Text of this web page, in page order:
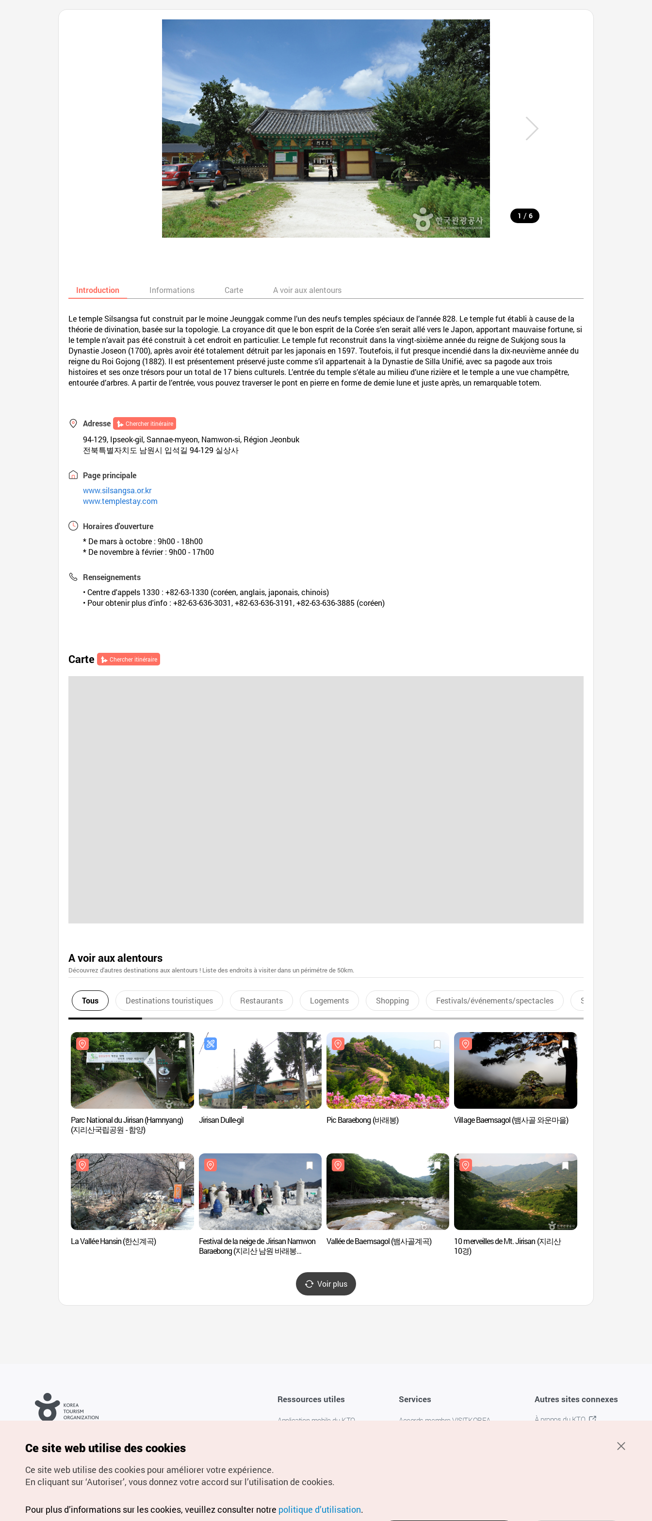
1 / 6
Introduction Informations Carte A voir aux alentours
Le temple Silsangsa fut construit par le moine Jeunggak comme l’un des neufs temples spéciaux de l’année 828. Le temple fut établi à cause de la
théorie de divination, basée sur la topologie. La croyance dit que le bon esprit de la Corée s’en serait allé vers le Japon, apportant mauvaise fortune, si
le temple n’avait pas été construit à cet endroit en particulier. Le temple fut reconstruit dans la vingt-sixième année du reigne de Sukjong sous la
Dynastie Joseon (1700), après avoir été totalement détruit par les japonais en 1597. Toutefois, il fut presque incendié dans la dix-neuvième année du
reigne du Roi Gojong (1882). Il est présentement préservé juste comme s’il appartenait à la Dynastie de Silla Unifié, avec sa pagode aux trois
histoires et ses onze trésors pour un total de 17 biens culturels. L’entrée du temple s’étale au milieu d’une rizière et le temple a une vue champêtre,
entourée d’arbres. A partir de l’entrée, vous pouvez traverser le pont en pierre en forme de demie lune et juste après, un remarquable totem.
Adresse Chercher itinéraire
94-129, Ipseok-gil, Sannae-myeon, Namwon-si, Région Jeonbuk
전북특별자치도 남원시 입석길 94-129 실상사
Page principale
www.silsangsa.or.kr
www.templestay.com
Horaires d'ouverture
* De mars à octobre : 9h00 - 18h00
* De novembre à février : 9h00 - 17h00
Renseignements
• Centre d'appels 1330 : +82-63-1330 (coréen, anglais, japonais, chinois)
• Pour obtenir plus d'info : +82-63-636-3031, +82-63-636-3191, +82-63-636-3885 (coréen)
Carte Chercher itinéraire
A voir aux alentours
Découvrez d'autres destinations aux alentours ! Liste des endroits à visiter dans un périmétre de 50km.
Tous Destinations touristiques Restaurants Logements Shopping Festivals/événements/spectacles Sports aquatiques
Parc National du Jirisan (Hamnyang)
(지리산국립공원 - 함양)
Jirisan Dulle-gil Pic Baraebong (바래봉) Village Baemsagol (뱀사골 와운마을)
La Vallée Hansin (한신계곡)
Festival de la neige de Jirisan Namwon
Baraebong (지리산 남원 바래봉
Vallée de Baemsagol (뱀사골계곡)
10 merveilles de Mt. Jirisan (지리산
10경)
Voir plus
Ressources utiles
Application mobile du KTO
Services
Accords membre VISITKOREA
Autres sites connexes
À propos du KTO
Pour les rapports d'erreurs et demandes de renseignements,
adressez vos demandes à
Ce site web utilise des cookies
Ce site web utilise des cookies pour améliorer votre expérience.
En cliquant sur ‘Autoriser’, vous donnez votre accord sur l’utilisation de cookies.
Pour plus d’informations sur les cookies, veuillez consulter notre politique d’utilisation.